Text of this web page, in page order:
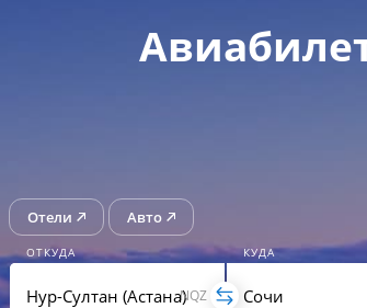
Отели Авто
ОТКУДА
NQZ
КУДА